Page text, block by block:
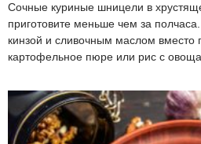
Сочные куриные шницели в
приготовите меньше чем за
кинзой и сливочным маслом вместо
картофельное пюре или рис с